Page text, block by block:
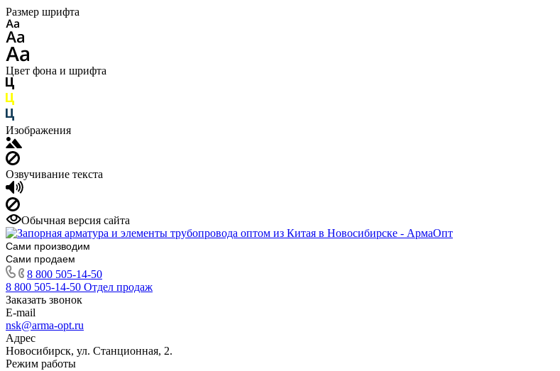
Размер шрифта
Цвет фона и шрифта
Изображения
Озвучивание текста
Обычная версия сайта
Сами производим
Сами продаем
8 800 505-14-50
8 800 505-14-50 Отдел продаж
Заказать звонок
E-mail
nsk@arma-opt.ru
Адрес
Новосибирск, ул. Станционная, 2.
Режим работы